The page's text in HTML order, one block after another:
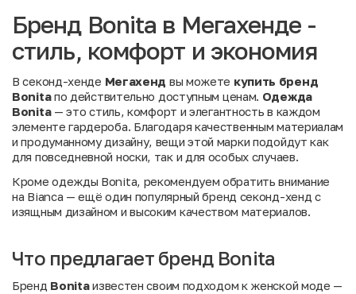
Бренд Bonita в Мегахенде -
стиль, комфорт и экономия
В секонд-хенде Мегахенд вы можете купить бренд
Bonitaпо действительно доступным ценам. Одежда
Bonita— это стиль, комфорт и элегантность в каждом
элементе гардероба. Благодаря качественным материалам
и продуманному дизайну, вещи этой марки подойдут как
для повседневной носки, так и для особых случаев.
Кроме одежды Bonita, рекомендуем обратить внимание
на Bianca — ещё один популярный бренд секонд-хенд с
изящным дизайном и высоким качеством материалов.
Что предлагает бренд Bonita
Бренд Bonitaизвестен своим подходом к женской моде —